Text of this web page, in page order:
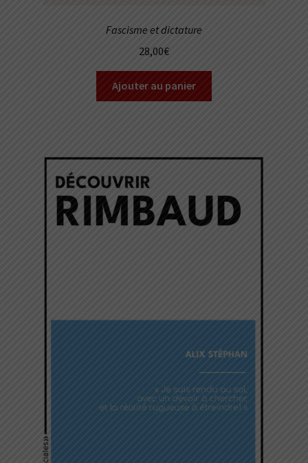
Fascisme et dictature
28,00€
Ajouter au panier